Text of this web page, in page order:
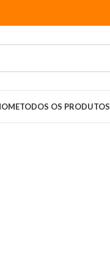
TODOS OS PRODUTOS